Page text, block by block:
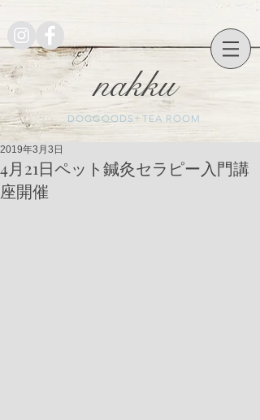
nakku
DOGGOODS+TEA ROOM
4月21日ペット鍼灸セラピー入門講
座開催
2019年3月3日